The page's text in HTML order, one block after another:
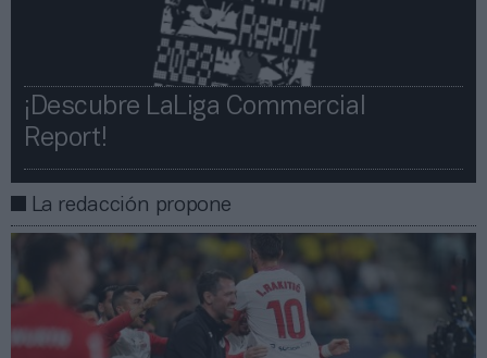
¡Descubre LaLiga Commercial
Report!​​
La redacción propone